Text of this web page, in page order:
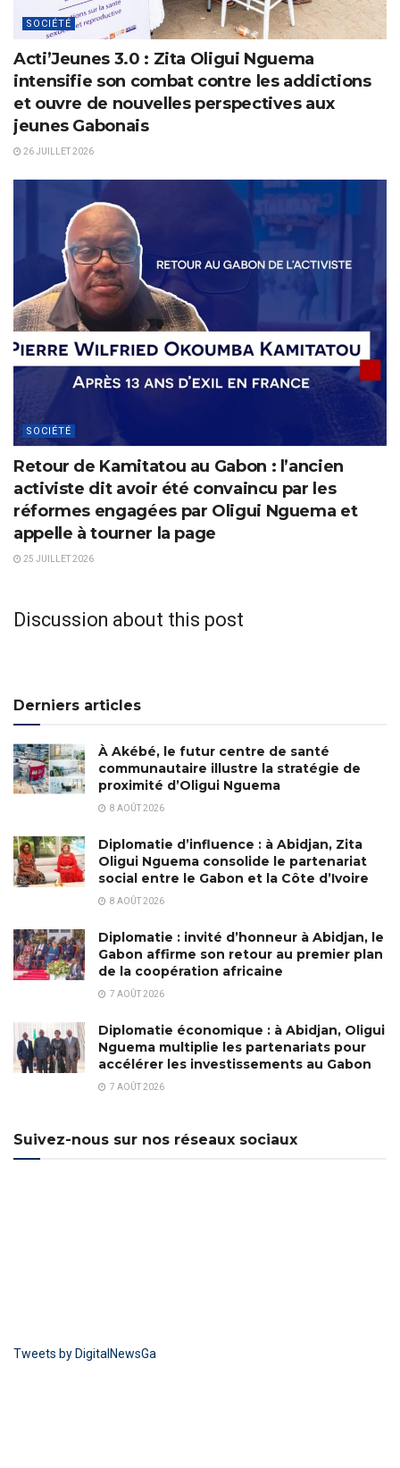
SOCIÉTÉ
Acti’Jeunes 3.0 : Zita Oligui Nguema
intensifie son combat contre les addictions
et ouvre de nouvelles perspectives aux
jeunes Gabonais
26 JUILLET 2026
SOCIÉTÉ
Retour de Kamitatou au Gabon : l’ancien
activiste dit avoir été convaincu par les
réformes engagées par Oligui Nguema et
appelle à tourner la page
25 JUILLET 2026
Discussion about this post
Derniers articles
À Akébé, le futur centre de santé
communautaire illustre la stratégie de
proximité d’Oligui Nguema
8 AOÛT 2026
Diplomatie d’influence : à Abidjan, Zita
Oligui Nguema consolide le partenariat
social entre le Gabon et la Côte d’Ivoire
8 AOÛT 2026
Diplomatie : invité d’honneur à Abidjan, le
Gabon affirme son retour au premier plan
de la coopération africaine
7 AOÛT 2026
Diplomatie économique : à Abidjan, Oligui
Nguema multiplie les partenariats pour
accélérer les investissements au Gabon
7 AOÛT 2026
Suivez-nous sur nos réseaux sociaux
Tweets by DigitalNewsGa